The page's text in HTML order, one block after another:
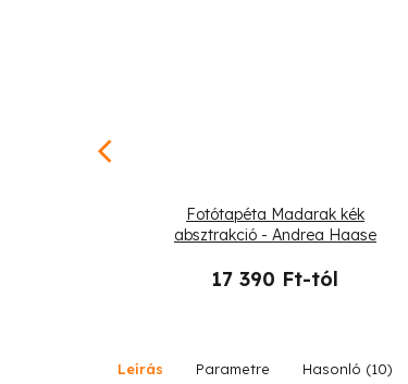
Fotótapéta Madarak kék
absztrakció - Andrea Haase
17 390 Ft-tól
Leírás Parametre Hasonló (10)